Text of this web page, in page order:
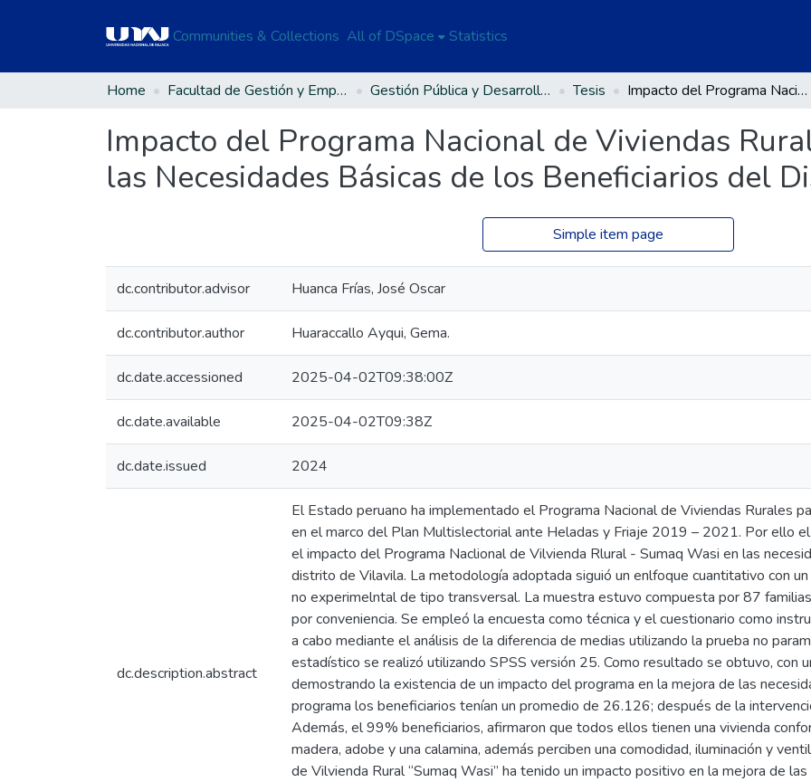
Communities & Collections All of DSpace Statistics
Home Facultad de Gestión y Emprendimiento Empresarial Gestión Pública y Desarrollo Social Tesis Impacto del Programa Nacional de Viviendas Rurales Sumaq Wasi en las Necesidades Básicas de los Beneficiarios del Distrito de Vilavila.
Impacto del Programa Nacional de Viviendas
las Necesidades Básicas de los Beneficiarios del
Simple item page
dc.contributor.advisor Huanca Frías, José Oscar
dc.contributor.author Huaraccallo Ayqui, Gema.
dc.date.accessioned 2025-04-02T09:38:00Z
dc.date.available 2025-04-02T09:38Z
dc.date.issued 2024
dc.description.abstract
El Estado peruano ha implementado el Programa Nacional de Viviendas Rurales
en el marco del Plan Multislectorial ante Heladas y Friaje 2019 – 2021. Por ello
el impacto del Programa Naclional de Vilvienda Rlural - Sumaq Wasi en las
distrito de Vilavila. La metodología adoptada siguió un enlfoque cuantitativo con
no experimelntal de tipo transversal. La muestra estuvo compuesta por 87
por conveniencia. Se empleó la encuesta como técnica y el cuestionario como
a cabo mediante el análisis de la diferencia de medias utilizando la prueba no
estadístico se realizó utilizando SPSS versión 25. Como resultado se obtuvo, con
demostrando la existencia de un impacto del programa en la mejora de las
programa los beneficiarios tenían un promedio de 26.126; después de la
Además, el 99% beneficiarios, afirmaron que todos ellos tienen una vivienda
madera, adobe y una calamina, además perciben una comodidad, iluminación y
de Vilvienda Rural “Sumaq Wasi” ha tenido un impacto positivo en la mejora de